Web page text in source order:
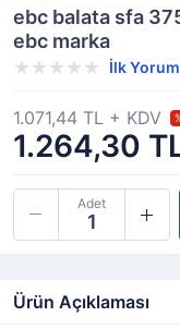
ebc balata sfa
ebc marka
İlk
1.264,30
1.071,44 TL + KDV
Adet
Ürün Açıklaması